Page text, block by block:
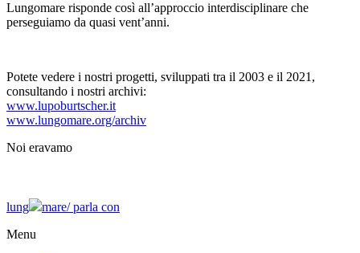
Lungomare risponde così all’approccio interdisciplinare che
perseguiamo da quasi vent’anni.
Potete vedere i nostri progetti, sviluppati tra il 2003 e il 2021,
consultando i nostri archivi:
www.lupoburtscher.it
www.lungomare.org/archiv
Noi eravamo
lung mare/parla con
Menu